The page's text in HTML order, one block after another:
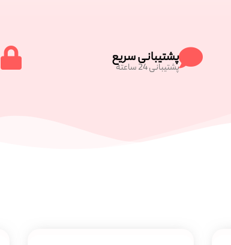
پشتیبانی سریع
پشتیبانی 24 ساعته